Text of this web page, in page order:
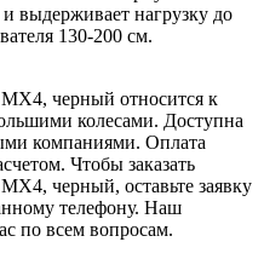
выдерживает нагрузку до
130-200 см.
черный относится к
колесами. Доступна
компаниями. Оплата
Чтобы заказать
черный, оставьте заявку
телефону. Наш
по всем вопросам.